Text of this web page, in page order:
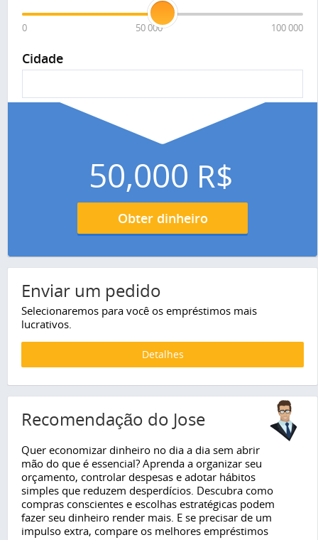
0 50 000 100 000
Cidade
50,000 R$
Obter dinheiro
Enviar um pedido
Selecionaremos para você os empréstimos mais
lucrativos.
Detalhes
Recomendação do Jose
Quer economizar dinheiro no dia a dia sem abrir
mão do que é essencial? Aprenda a organizar seu
orçamento, controlar despesas e adotar hábitos
simples que reduzem desperdícios. Descubra como
compras conscientes e escolhas estratégicas podem
fazer seu dinheiro render mais. E se precisar de um
impulso extra, compare os melhores empréstimos